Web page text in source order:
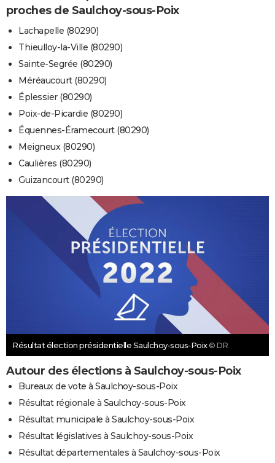
proches de Saulchoy-sous-Poix
Lachapelle (80290)
Thieulloy-la-Ville (80290)
Sainte-Segrée (80290)
Méréaucourt (80290)
Éplessier (80290)
Poix-de-Picardie (80290)
Équennes-Éramecourt (80290)
Meigneux (80290)
Caulières (80290)
Guizancourt (80290)
Résultat élection présidentielle Saulchoy-sous-Poix © DR
Autour des élections à Saulchoy-sous-Poix
Bureaux de vote à Saulchoy-sous-Poix
Résultat régionale à Saulchoy-sous-Poix
Résultat municipale à Saulchoy-sous-Poix
Résultat législatives à Saulchoy-sous-Poix
Résultat départementales à Saulchoy-sous-Poix